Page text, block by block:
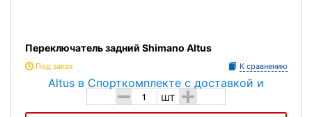
Переключатель задний Shimano Altus
Под заказ К сравнению
- шт +